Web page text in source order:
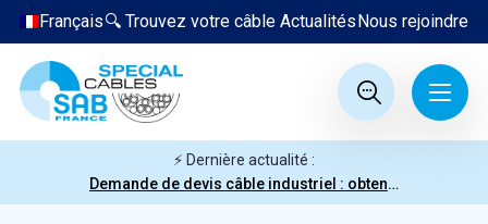
Nous rejoindre
Actualités
🔍 Trouvez votre câble
Français
⚡ Dernière actualité :
Demande de devis câble industriel : obtenez votre prix en quelques clics